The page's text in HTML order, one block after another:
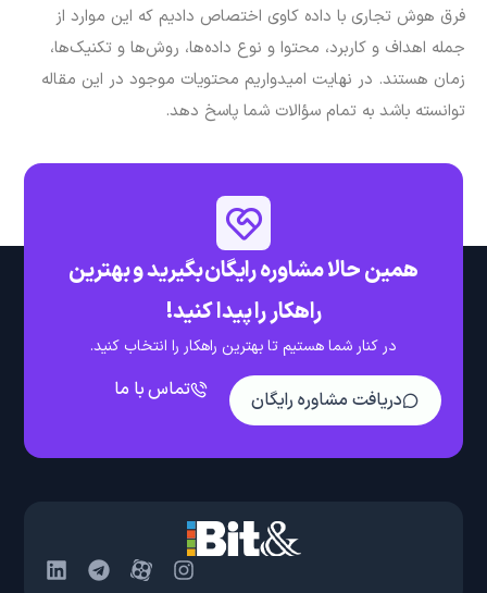
فرق هوش تجاری با داده کاوی اختصاص دادیم که این موارد از
جمله اهداف و کاربرد، محتوا و نوع داده‌ها، روش‌ها و تکنیک‌ها،
زمان هستند. در نهایت ‌امیدواریم محتویات موجود در این مقاله
توانسته باشد به تمام سؤالات شما پاسخ دهد.
همین حالا مشاوره رایگان بگیرید و بهترین
راهکار را پیدا کنید!
در کنار شما هستیم تا بهترین راهکار را انتخاب کنید.
دریافت مشاوره رایگان تماس با ما